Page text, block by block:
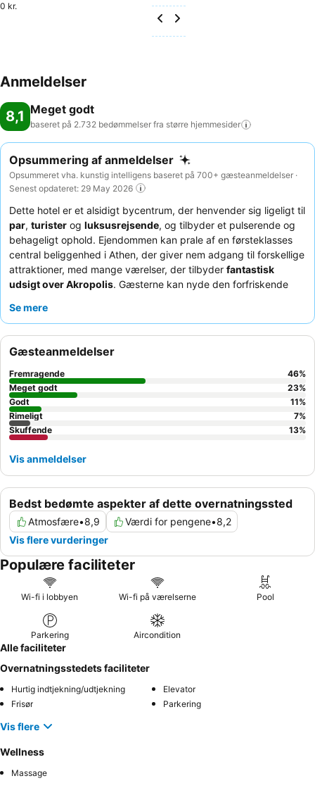
0 kr.
Anmeldelser
8,1 Meget godt
baseret på 2.732 bedømmelser fra større hjemmesider
Opsummering af anmeldelser
Opsummeret vha. kunstig intelligens baseret på 700+ gæsteanmeldelser ·
Senest opdateret: 29 May 2026
Dette hotel er et alsidigt bycentrum, der henvender sig ligeligt til
par, turister og luksusrejsende, og tilbyder et pulserende og
behageligt ophold. Ejendommen kan prale af en førsteklasses
central beliggenhed i Athen, der giver nem adgang til forskellige
attraktioner, med mange værelser, der tilbyder fantastisk
udsigt over Akropolis. Gæsterne kan nyde den forfriskende
mange værelser. Personalet får konsekvent ros for deres venlige
tilgængeligt til andre måltider. For en forbedret oplevelse kan du
overveje at booke et værelse på en højere etage for
uovertruffen udsigt over byen og dens historiske vartegn.
Se mere
Bedst bedømte aspekter af dette overnatningssted
Atmosfære•8,9 Værdi for pengene•8,2
Vis flere vurderinger
Gæsteanmeldelser
Fremragende 46%
Meget godt
23%
Godt
11%
Rimeligt
7%
Skuffende
13%
Vis anmeldelser
Populære faciliteter
Wi-fi i lobbyen Wi-fi på værelserne Pool
Parkering Aircondition
Alle faciliteter
Overnatningsstedets faciliteter
Hurtig indtjekning/udtjekning
Elevator
Frisør
Parkering
Vis flere
Wellness
Massage